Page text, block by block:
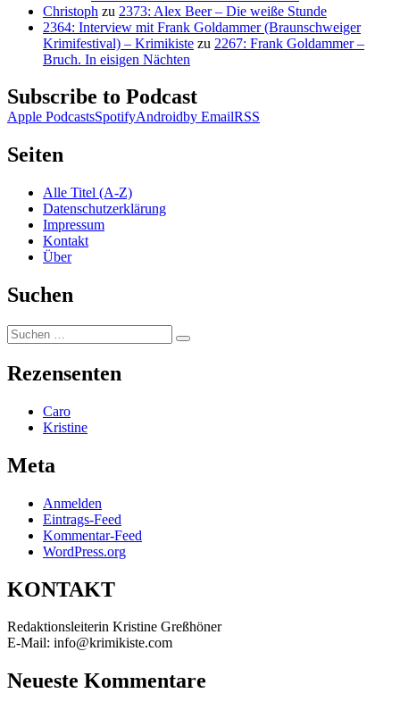
Christoph zu 2373: Alex Beer – Die weiße Stunde
2364: Interview mit Frank Goldammer (Braunschweiger
Krimifestival) – Krimikiste zu 2267: Frank Goldammer –
Bruch. In eisigen Nächten
Subscribe to Podcast
Apple PodcastsSpotifyAndroidby EmailRSS
Seiten
Alle Titel (A-Z)
Datenschutzerklärung
Impressum
Kontakt
Über
Suchen
Suchen
nach:
Suchen
Rezensenten
Caro
Kristine
Meta
Anmelden
Eintrags-Feed
Kommentar-Feed
WordPress.org
KONTAKT
Redaktionsleiterin Kristine Greßhöner
E-Mail: info@krimikiste.com
Neueste Kommentare